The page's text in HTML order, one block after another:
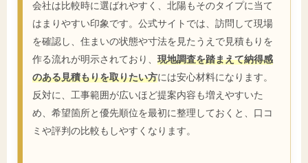
会社は比較時に選ばれやすく、北陽もそのタイプに当て
はまりやすい印象です。公式サイトでは、訪問して現場
を確認し、住まいの状態や寸法を見たうえで見積もりを
作る流れが明示されており、 現地調査を踏まえて納得感
のある見積もりを取りたい方には安心材料になります。
反対に、工事範囲が広いほど提案内容も増えやすいた
め、希望箇所と優先順位を最初に整理しておくと、口コ
ミや評判の比較もしやすくなります。